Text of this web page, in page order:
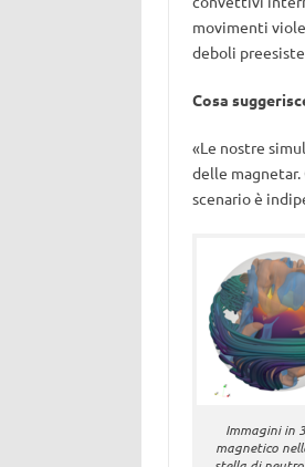
movimenti
deboli
Cosa
«Le nostre
delle
scenario è
Immagini in
magnetico